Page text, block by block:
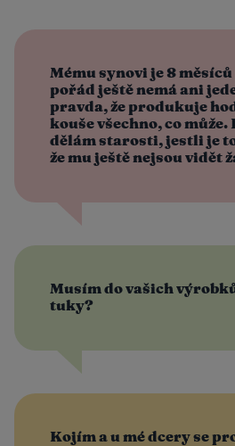
Mému synovi je 8
pořád ještě nemá ani
pravda, že produkuje
kouše všechno, co může.
dělám starosti, jestli je
že mu ještě nejsou vidět
Musím do vašich
tuky?
Kojím a u mé dcery se